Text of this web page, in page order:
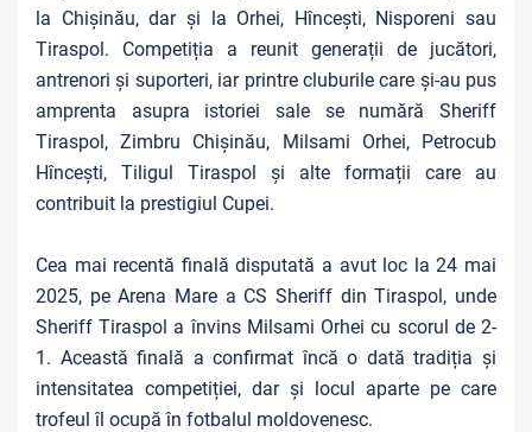
la Chișinău, dar și la Orhei, Hîncești, Nisporeni sau
Tiraspol. Competiția a reunit generații de jucători,
antrenori și suporteri, iar printre cluburile care și-au pus
amprenta asupra istoriei sale se numără Sheriff
Tiraspol, Zimbru Chișinău, Milsami Orhei, Petrocub
Hîncești, Tiligul Tiraspol și alte formații care au
contribuit la prestigiul Cupei.
Cea mai recentă finală disputată a avut loc la 24 mai
2025, pe Arena Mare a CS Sheriff din Tiraspol, unde
Sheriff Tiraspol a învins Milsami Orhei cu scorul de 2-
1. Această finală a confirmat încă o dată tradiția și
intensitatea competiției, dar și locul aparte pe care
trofeul îl ocupă în fotbalul moldovenesc.